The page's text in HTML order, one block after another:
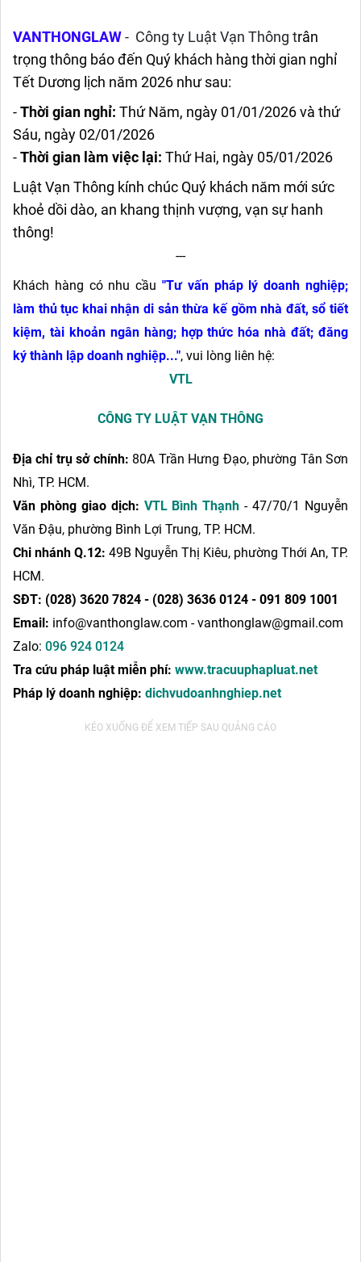
VANTHONGLAW - Công ty Luật Vạn Thông trân
trọng thông báo đến Quý khách hàng thời gian nghỉ
Tết Dương lịch năm 2026 như sau:
- Thời gian nghỉ: Thứ Năm, ngày 01/01/2026 và thứ
Sáu, ngày 02/01/2026
- Thời gian làm việc lại: Thứ Hai, ngày 05/01/2026
Luật Vạn Thông kính chúc Quý khách năm mới sức
khoẻ dồi dào, an khang thịnh vượng, vạn sự hanh
thông!
---
Khách hàng có nhu cầu "Tư vấn pháp lý doanh nghiệp;
làm thủ tục khai nhận di sản thừa kế gồm nhà đất, sổ tiết
kiệm, tài khoản ngân hàng; hợp thức hóa nhà đất; đăng
ký thành lập doanh nghiệp...", vui lòng liên hệ:
VTL
CÔNG TY LUẬT VẠN THÔNG
Địa chỉ trụ sở chính: 80A Trần Hưng Đạo, phường Tân Sơn
Nhì, TP. HCM.
Văn phòng giao dịch: VTL Bình Thạnh - 47/70/1 Nguyễn
Văn Đậu, phường Bình Lợi Trung, TP. HCM.
Chi nhánh Q.12: 49B Nguyễn Thị Kiêu, phường Thới An, TP.
HCM.
SĐT: (028) 3620 7824 - (028) 3636 0124 - 091 809 1001
Email: info@vanthonglaw.com - vanthonglaw@gmail.com
Zalo: 096 924 0124
Tra cứu pháp luật miễn phí: www.tracuuphapluat.net
Pháp lý doanh nghiệp: dichvudoanhnghiep.net